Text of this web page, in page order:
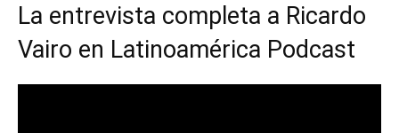
La entrevista completa a Ricardo
Vairo en Latinoamérica Podcast